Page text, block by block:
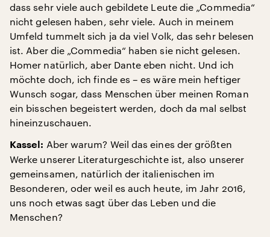
dass sehr viele auch gebildete Leute die „Commedia“
nicht gelesen haben, sehr viele. Auch in meinem
Umfeld tummelt sich ja da viel Volk, das sehr belesen
ist. Aber die „Commedia“ haben sie nicht gelesen.
Homer natürlich, aber Dante eben nicht. Und ich
möchte doch, ich finde es – es wäre mein heftiger
Wunsch sogar, dass Menschen über meinen Roman
ein bisschen begeistert werden, doch da mal selbst
hineinzuschauen.
Kassel: Aber warum? Weil das eines der größten
Werke unserer Literaturgeschichte ist, also unserer
gemeinsamen, natürlich der italienischen im
Besonderen, oder weil es auch heute, im Jahr 2016,
uns noch etwas sagt über das Leben und die
Menschen?